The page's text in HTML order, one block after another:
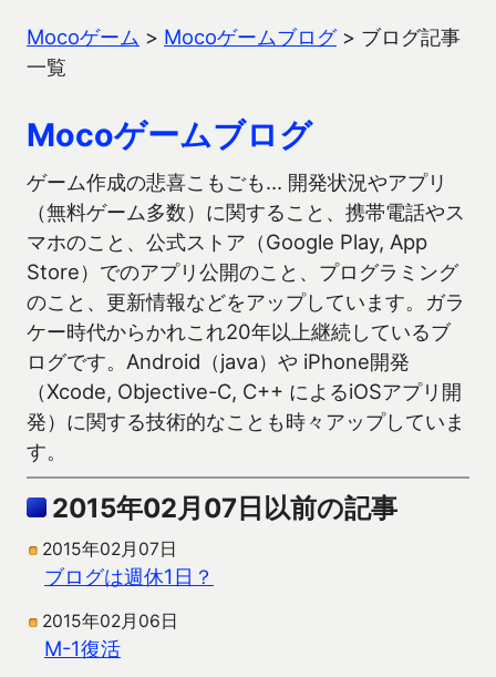
Mocoゲーム > Mocoゲームブログ> ブログ記事
一覧
Mocoゲームブログ
ゲーム作成の悲喜こもごも… 開発状況やアプリ
（無料ゲーム多数）に関すること、携帯電話やス
マホのこと、公式ストア（Google Play, App
Store）でのアプリ公開のこと、プログラミング
のこと、更新情報などをアップしています。ガラ
ケー時代からかれこれ20年以上継続しているブ
ログです。Android（java）や iPhone開発
（Xcode, Objective-C, C++ によるiOSアプリ開
発）に関する技術的なことも時々アップしていま
す。
2015年02月07日以前の記事
2015年02月07日
ブログは週休1日？
2015年02月06日
M-1復活